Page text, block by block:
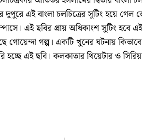
দুপুরে এই বাংলা চলচিত্রের সুটিং হয়ে
এই ছবির প্রায় অধিকাংশ সুটিং হবে
গল্প। একটি খুনের ঘটনায়
এই ছবি। কলকাতার থিয়েটার ও